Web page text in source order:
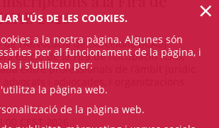
2026
de l’Advocacia de Barcelona (ICAB)
edició de la Fira de l’Ocupació ICAB,
entre professionals de l’àmbit jurídic,
CEST 2026
L'ÚS DE LES COOKIES.
a la nostra pàgina. Algunes són
per al funcionament de la pàgina, i
i s'utilitzen per:
la pàgina web.
de la pàgina web.
×